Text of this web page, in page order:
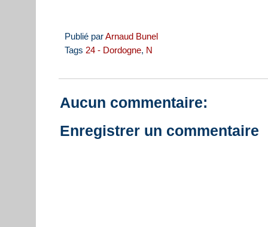
Publié parArnaud Bunel
Tags 24 - Dordogne, N
Aucun commentaire:
Enregistrer un commentaire